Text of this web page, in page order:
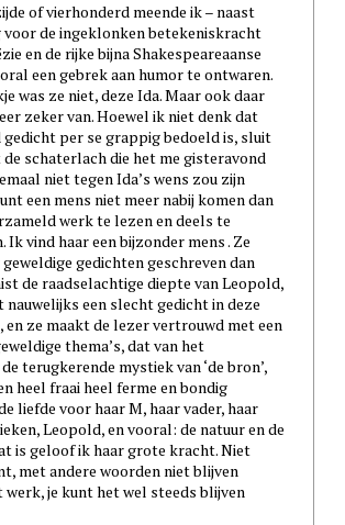
of vierhonderd meende ik – naast
voor de ingeklonken betekeniskracht
en de rijke bijna Shakespeareaanse
een gebrek aan humor te ontwaren.
was ze niet, deze Ida. Maar ook daar
zeker van. Hoewel ik niet denk dat
gedicht per se grappig bedoeld is, sluit
schaterlach die het me gisteravond
niet tegen Ida’s wens zou zijn
een mens niet meer nabij komen dan
werk te lezen en deels te
Ik vind haar een bijzonder mens . Ze
gedichten geschreven dan
de raadselachtige diepte van Leopold,
nauwelijks een slecht gedicht in deze
en ze maakt de lezer vertrouwd met een
thema’s, dat van het
terugkerende mystiek van ‘de bron’,
heel fraai heel ferme en bondig
liefde voor haar M, haar vader, haar
Leopold, en vooral: de natuur en de
is geloof ik haar grote kracht. Niet
met andere woorden niet blijven
je kunt het wel steeds blijven